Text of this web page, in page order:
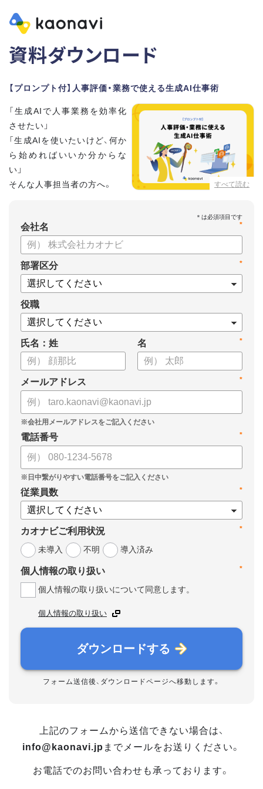
資料ダウンロード
【プロンプト付】人事評価・業務で使える生成AI仕事術
すべて読む
「生成AIで人事業務を効率化
させたい」
「生成AIを使いたいけど、何か
ら始めればいいか分からな
い」
そんな人事担当者の方へ。
本資料では、人事担当者300名の実態調査をもとに現場ですぐ
に役立つ生成AI活用術を紹介しています。
生成AI利用時のポイントや注意事項もまとめているため、これ
から始める方も安心です。評価シートフォーマットの作成や素
案の生成など、コピペで使えるプロンプトも収録！
生成AIを「壁打ち相手」や「作業アシスタント」にして、明日か
らの人事業務を効率化してみませんか？
【資料の内容】
・人事担当者に聞いた「生成AI活用に関する実態調査」
・生成AI利用における注意点やルール
・今日から使えるプロンプト集（人事評価、エンゲージメント業
務）
*
会社名
*
部署区分
役職
氏名：姓 *
名
*
メールアドレス
*
電話番号
*
従業員数
*
カオナビご利用状況
未導入
不明 導入済み
*
個人情報の取り扱い
個人情報の取り扱いについて同意します。
個人情報の取り扱い
ダウンロードする
フォーム送信後、ダウンロードページへ移動します。
上記のフォームから送信できない場合は、
info@kaonavi.jp までメールをお送りください。
お電話でのお問い合わせも承っております。